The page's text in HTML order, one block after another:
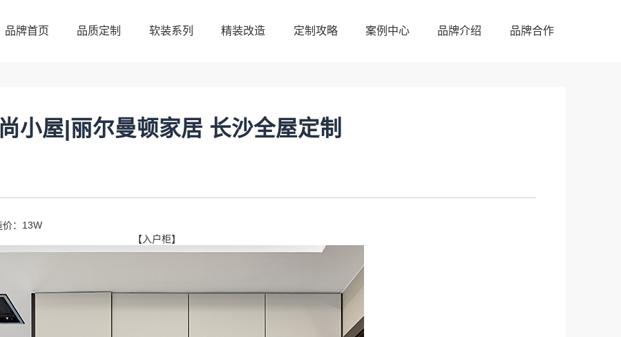
品牌首页 品质定制 软装系列 精装改造 定制攻略 案例中心 品牌介绍 品牌合作
小屋|丽尔曼顿家居 长沙全屋定制
：13W
【入户柜】